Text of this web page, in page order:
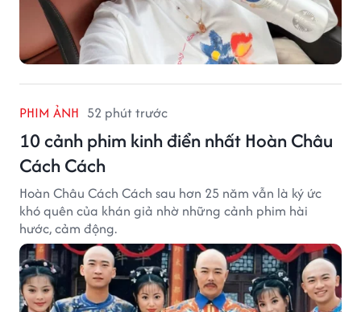
PHIM ẢNH 52 phút trước
10 cảnh phim kinh điển nhất Hoàn Châu
Cách Cách
Hoàn Châu Cách Cách sau hơn 25 năm vẫn là ký ức
khó quên của khán giả nhờ những cảnh phim hài
hước, cảm động.